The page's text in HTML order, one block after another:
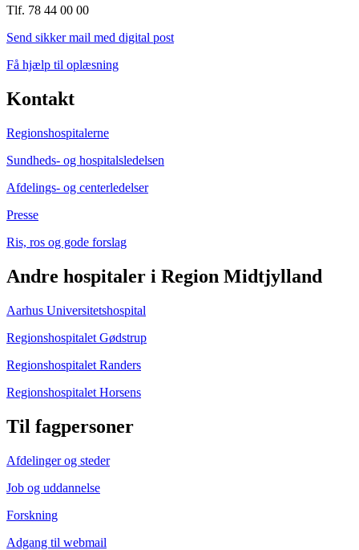
Tlf. 78 44 00 00
Send sikker mail med digital post
Få hjælp til oplæsning
Kontakt
Regionshospitalerne
Sundheds- og hospitalsledelsen
Afdelings- og centerledelser
Presse
Ris, ros og gode forslag
Andre hospitaler i Region Midtjylland
Aarhus Universitetshospital
Regionshospitalet Gødstrup
Regionshospitalet Randers
Regionshospitalet Horsens
Til fagpersoner
Afdelinger og steder
Job og uddannelse
Forskning
Adgang til webmail